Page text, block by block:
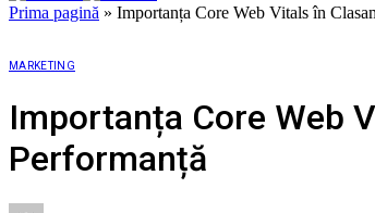
Prima pagină » Importanța Core Web Vitals în
MARKETING
Importanța Core Web
Performanță